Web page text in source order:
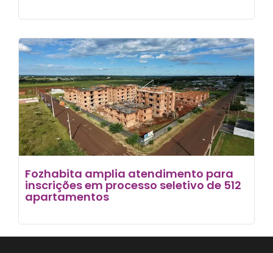
Fozhabita amplia atendimento para
inscrições em processo seletivo de 512
apartamentos